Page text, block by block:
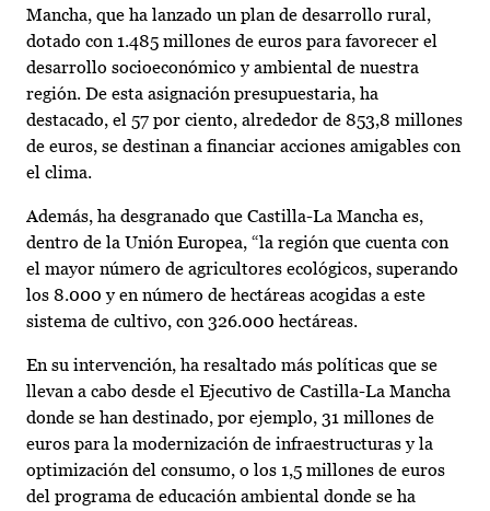
Mancha, que ha lanzado un plan de desarrollo rural,
dotado con 1.485 millones de euros para favorecer el
desarrollo socioeconómico y ambiental de nuestra
región. De esta asignación presupuestaria, ha
destacado, el 57 por ciento, alrededor de 853,8 millones
de euros, se destinan a financiar acciones amigables con
el clima.
Además, ha desgranado que Castilla-La Mancha es,
dentro de la Unión Europea, “la región que cuenta con
el mayor número de agricultores ecológicos, superando
los 8.000 y en número de hectáreas acogidas a este
sistema de cultivo, con 326.000 hectáreas.
En su intervención, ha resaltado más políticas que se
llevan a cabo desde el Ejecutivo de Castilla-La Mancha
donde se han destinado, por ejemplo, 31 millones de
euros para la modernización de infraestructuras y la
optimización del consumo, o los 1,5 millones de euros
del programa de educación ambiental donde se ha